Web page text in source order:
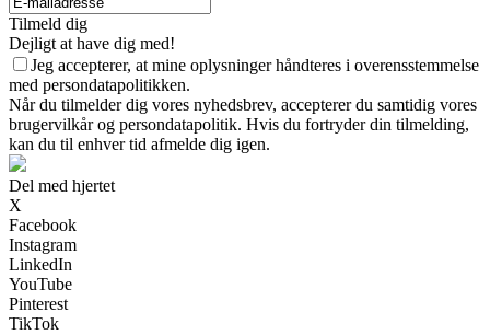
Tilmeld dig
Dejligt at have dig med!
Jeg accepterer, at mine oplysninger håndteres i overensstemmelse
med persondatapolitikken.
Når du tilmelder dig vores nyhedsbrev, accepterer du samtidig vores
brugervilkår og persondatapolitik. Hvis du fortryder din tilmelding,
kan du til enhver tid afmelde dig igen.
Del med hjertet
X
Facebook
Instagram
LinkedIn
YouTube
Pinterest
TikTok